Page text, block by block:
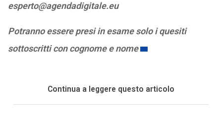
esperto@agendadigitale.eu
Potranno essere presi in esame solo i quesiti
sottoscritti con cognome e nome
Continua a leggere questo articolo